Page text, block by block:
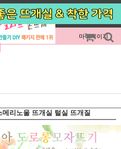
주문조회 마이페이지
리노울 뜨개실 털실 뜨개질